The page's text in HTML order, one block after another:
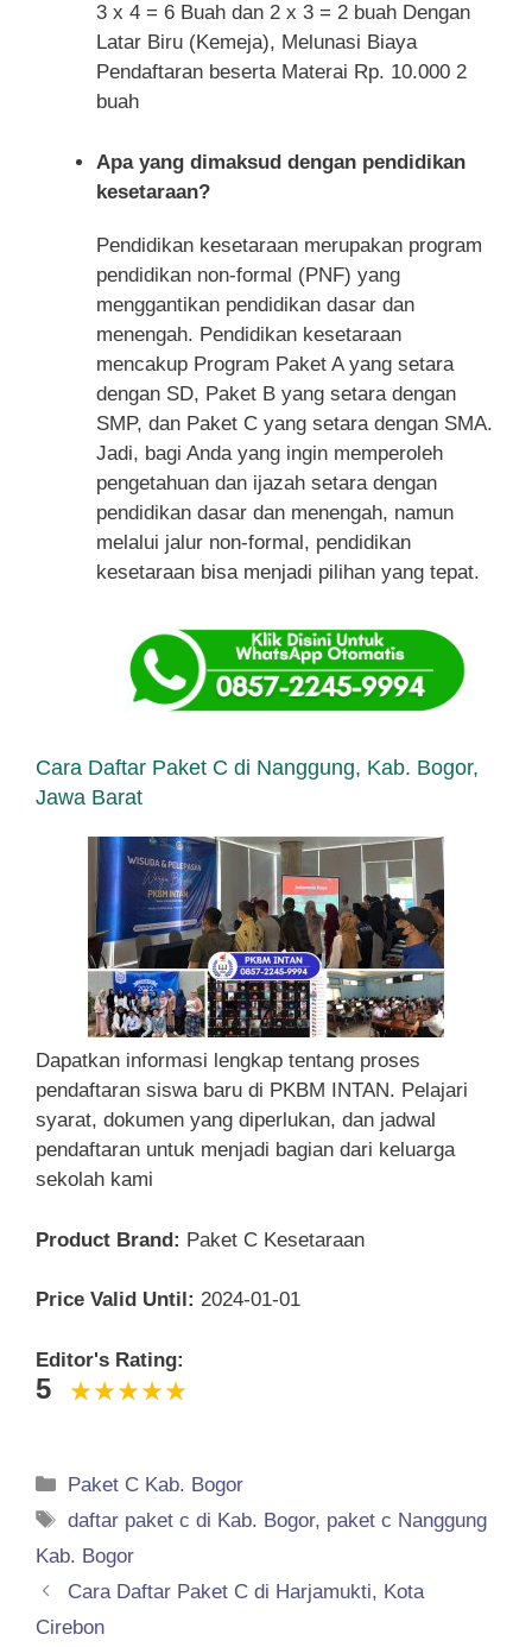
3 x 4 = 6 Buah dan 2 x 3 = 2 buah Dengan
Latar Biru (Kemeja), Melunasi Biaya
Pendaftaran beserta Materai Rp. 10.000 2
buah
Apa yang dimaksud dengan pendidikan
kesetaraan?
Pendidikan kesetaraan merupakan program
pendidikan non-formal (PNF) yang
menggantikan pendidikan dasar dan
menengah. Pendidikan kesetaraan
mencakup Program Paket A yang setara
dengan SD, Paket B yang setara dengan
SMP, dan Paket C yang setara dengan SMA.
Jadi, bagi Anda yang ingin memperoleh
pengetahuan dan ijazah setara dengan
pendidikan dasar dan menengah, namun
melalui jalur non-formal, pendidikan
kesetaraan bisa menjadi pilihan yang tepat.
Cara Daftar Paket C di Nanggung, Kab. Bogor,
Jawa Barat
Dapatkan informasi lengkap tentang proses
pendaftaran siswa baru di PKBM INTAN. Pelajari
syarat, dokumen yang diperlukan, dan jadwal
pendaftaran untuk menjadi bagian dari keluarga
sekolah kami
Product Brand: Paket C Kesetaraan
Price Valid Until: 2024-01-01
Editor's Rating:
5
Categories
Paket C Kab. Bogor
Tags
daftar paket c di Kab. Bogor, paket c Nanggung
Kab. Bogor
Cara Daftar Paket C di Harjamukti, Kota
Cirebon